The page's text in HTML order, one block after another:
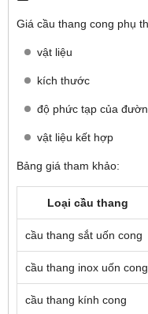
Giá cầu thang cong phụ
vật liệu
kích thước
độ phức tạp của
vật liệu kết hợp
Bảng giá tham khảo:
Loại cầu thang
cầu thang sắt uốn cong
cầu thang inox uốn cong
cầu thang kính cong